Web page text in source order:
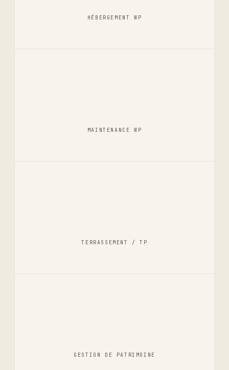
HÉBERGEMENT WP
MAINTENANCE WP
TERRASSEMENT / TP
GESTION DE PATRIMOINE